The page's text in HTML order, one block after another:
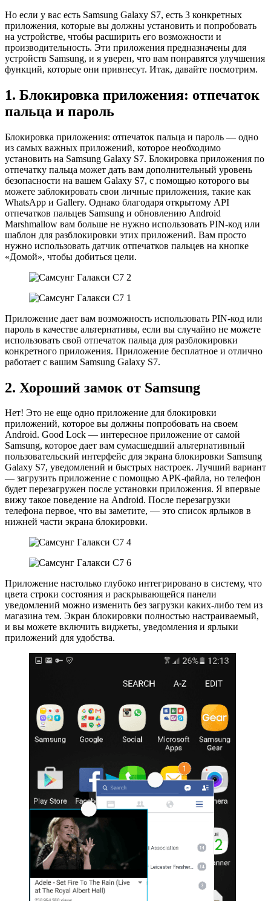
Но если у вас есть Samsung Galaxy S7, есть 3 конкретных
приложения, которые вы должны установить и попробовать
на устройстве, чтобы расширить его возможности и
производительность. Эти приложения предназначены для
устройств Samsung, и я уверен, что вам понравятся улучшения
функций, которые они привнесут. Итак, давайте посмотрим.
1. Блокировка приложения: отпечаток
пальца и пароль
Блокировка приложения: отпечаток пальца и пароль — одно
из самых важных приложений, которое необходимо
установить на Samsung Galaxy S7. Блокировка приложения по
отпечатку пальца может дать вам дополнительный уровень
безопасности на вашем Galaxy S7, с помощью которого вы
можете заблокировать свои личные приложения, такие как
WhatsApp и Gallery. Однако благодаря открытому API
отпечатков пальцев Samsung и обновлению Android
Marshmallow вам больше не нужно использовать PIN-код или
шаблон для разблокировки этих приложений. Вам просто
нужно использовать датчик отпечатков пальцев на кнопке
«Домой», чтобы добиться цели.
Приложение дает вам возможность использовать PIN-код или
пароль в качестве альтернативы, если вы случайно не можете
использовать свой отпечаток пальца для разблокировки
конкретного приложения. Приложение бесплатное и отлично
работает с вашим Samsung Galaxy S7.
2. Хороший замок от Samsung
Нет! Это не еще одно приложение для блокировки
приложений, которое вы должны попробовать на своем
Android. Good Lock — интересное приложение от самой
Samsung, которое дает вам сумасшедший альтернативный
пользовательский интерфейс для экрана блокировки Samsung
Galaxy S7, уведомлений и быстрых настроек. Лучший вариант
— загрузить приложение с помощью APK-файла, но телефон
будет перезагружен после установки приложения. Я впервые
вижу такое поведение на Android. После перезагрузки
телефона первое, что вы заметите, — это список ярлыков в
нижней части экрана блокировки.
Приложение настолько глубоко интегрировано в систему, что
цвета строки состояния и раскрывающейся панели
уведомлений можно изменить без загрузки каких-либо тем из
магазина тем. Экран блокировки полностью настраиваемый,
и вы можете включить виджеты, уведомления и ярлыки
приложений для удобства.